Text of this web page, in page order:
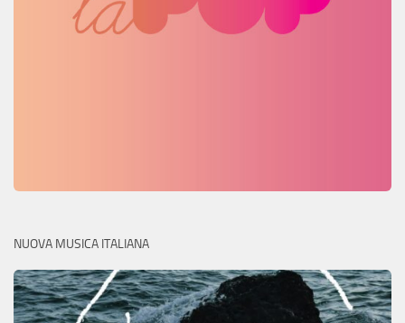
NUOVA MUSICA ITALIANA